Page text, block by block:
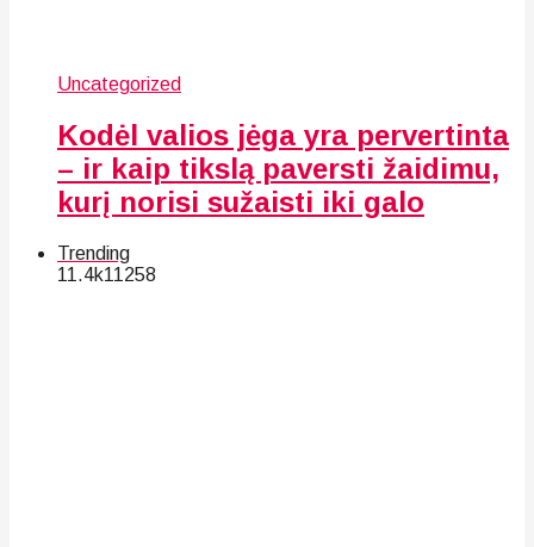
Uncategorized
Kodėl valios jėga yra pervertinta
– ir kaip tikslą paversti žaidimu,
kurį norisi sužaisti iki galo
Trending
11.4k11258